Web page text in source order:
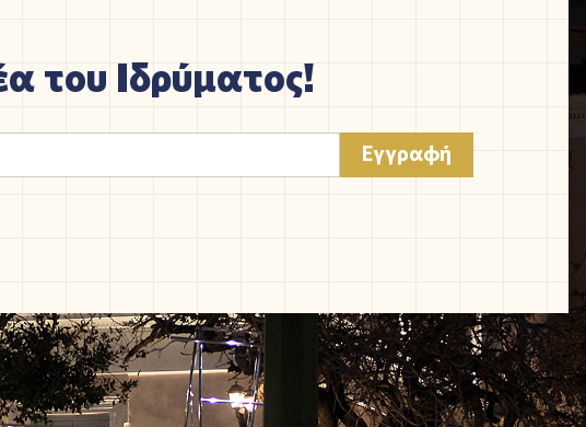
του Ιδρύματος!